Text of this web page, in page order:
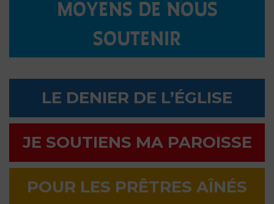
MOYENS DE NOUS
SOUTENIR
LE DENIER DE L’ÉGLISE
JE SOUTIENS MA PAROISSE
POUR LES PRÊTRES AÎNÉS